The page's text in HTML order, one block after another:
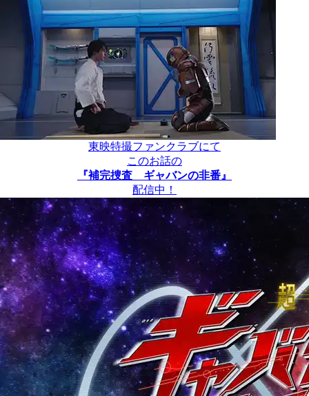
東映特撮ファンクラブにて
このお話の
『補完捜査 ギャバンの非番』
配信中！